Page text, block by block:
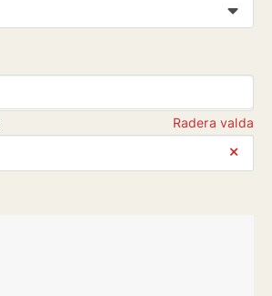
Radera valda
⨯